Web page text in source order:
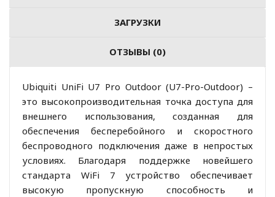
ЗАГРУЗКИ
ОТЗЫВЫ (0)
Ubiquiti UniFi U7 Pro Outdoor (U7-Pro-Outdoor) –
это высокопроизводительная точка доступа для
внешнего использования, созданная для
обеспечения бесперебойного и скоростного
беспроводного подключения даже в непростых
условиях. Благодаря поддержке новейшего
стандарта WiFi 7 устройство обеспечивает
высокую пропускную способность и